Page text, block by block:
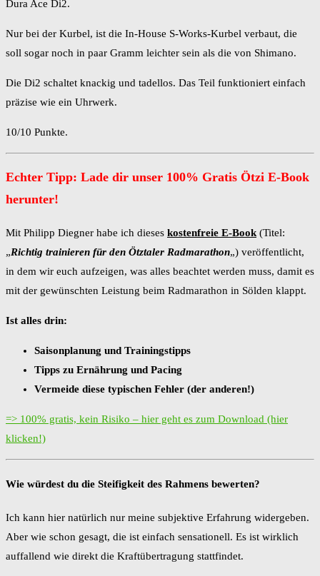
Dura Ace Di2.
Nur bei der Kurbel, ist die In-House S-Works-Kurbel verbaut, die
soll sogar noch in paar Gramm leichter sein als die von Shimano.
Die Di2 schaltet knackig und tadellos. Das Teil funktioniert einfach
präzise wie ein Uhrwerk.
10/10 Punkte.
Echter Tipp: Lade dir unser 100% Gratis Ötzi E-Book
herunter!
Mit Philipp Diegner habe ich dieses kostenfreie E-Book (Titel:
„Richtig trainieren für den Ötztaler Radmarathon„) veröffentlicht,
in dem wir euch aufzeigen, was alles beachtet werden muss, damit es
mit der gewünschten Leistung beim Radmarathon in Sölden klappt.
Ist alles drin:
Saisonplanung und Trainingstipps
Tipps zu Ernährung und Pacing
Vermeide diese typischen Fehler (der anderen!)
=> 100% gratis, kein Risiko – hier geht es zum Download (hier
klicken!)
Wie würdest du die Steifigkeit des Rahmens bewerten?
Ich kann hier natürlich nur meine subjektive Erfahrung widergeben.
Aber wie schon gesagt, die ist einfach sensationell. Es ist wirklich
auffallend wie direkt die Kraftübertragung stattfindet.